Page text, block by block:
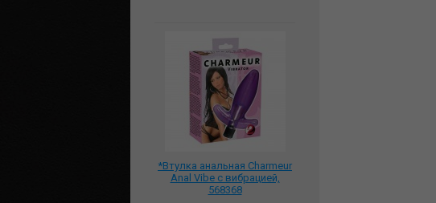
*Втулка анальная Charmeur
Anal Vibe с вибрацией,
568368